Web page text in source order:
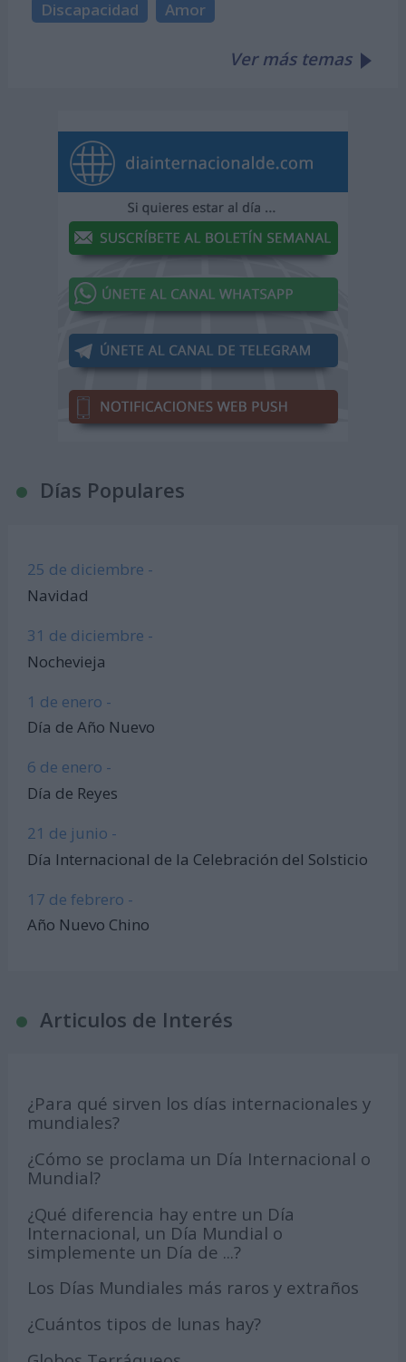
Discapacidad Amor
Ver más temas
Días Populares
25 de diciembre -
Navidad
31 de diciembre -
Nochevieja
1 de enero -
Día de Año Nuevo
6 de enero -
Día de Reyes
21 de junio -
Día Internacional de la Celebración del Solsticio
17 de febrero -
Año Nuevo Chino
Articulos de Interés
¿Para qué sirven los días internacionales y
mundiales?
¿Cómo se proclama un Día Internacional o
Mundial?
¿Qué diferencia hay entre un Día
Internacional, un Día Mundial o
simplemente un Día de ...?
Los Días Mundiales más raros y extraños
¿Cuántos tipos de lunas hay?